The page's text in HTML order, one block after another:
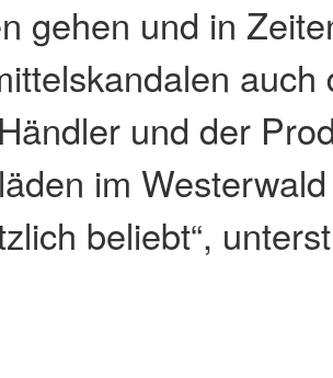
gehen und in
und der
im
beliebt“,